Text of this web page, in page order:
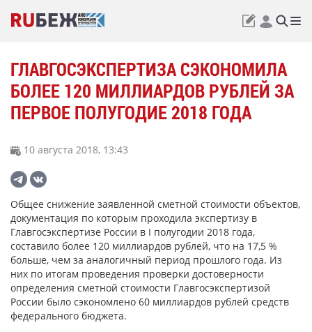
ГЛАВГОСЭКСПЕРТИЗА СЭКОНОМИЛА
БОЛЕЕ 120 МИЛЛИАРДОВ РУБЛЕЙ ЗА
ПЕРВОЕ ПОЛУГОДИЕ 2018 ГОДА
10 августа 2018, 13:43
Общее снижение заявленной сметной стоимости объектов,
документация по которым проходила экспертизу в
Главгосэкспертизе России в I полугодии 2018 года,
составило более 120 миллиардов рублей, что на 17,5 %
больше, чем за аналогичный период прошлого года. Из
них по итогам проведения проверки достоверности
определения сметной стоимости Главгосэкспертизой
России было сэкономлено 60 миллиардов рублей средств
федерального бюджета.